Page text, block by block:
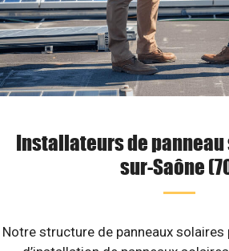
Installateurs de panneau
sur-Saône
Notre structure de panneaux